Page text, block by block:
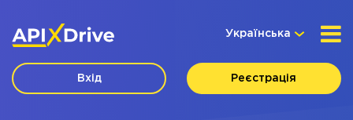
Українська
Вхід Реєстрація